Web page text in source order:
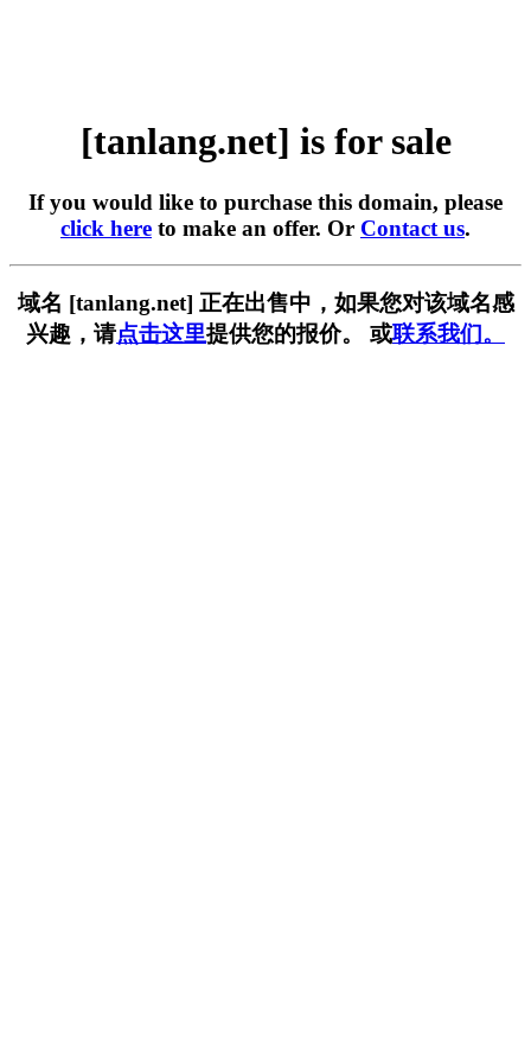
[tanlang.net] is for sale
If you would like to purchase this domain, please
click here to make an offer. Or Contact us.
域名 [tanlang.net] 正在出售中，如果您对该域名感
兴趣，请点击这里提供您的报价。 或联系我们。